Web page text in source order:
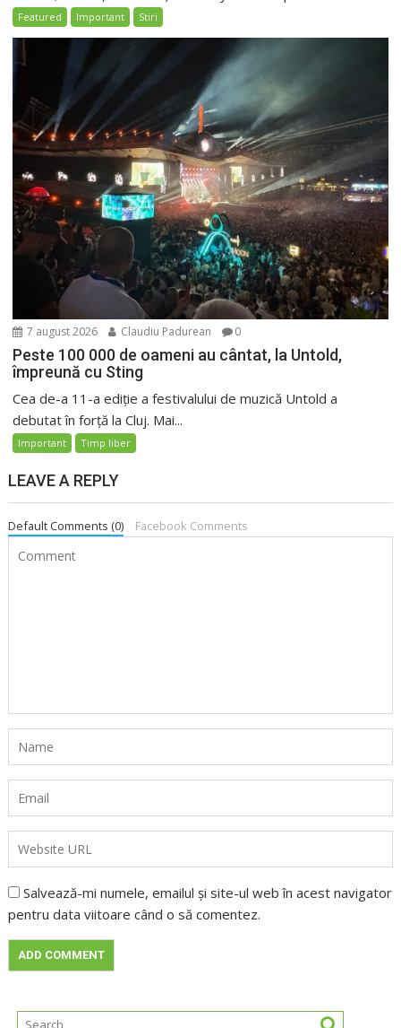
Featured Important Stiri
7 august 2026 Claudiu Padurean 0
Peste 100 000 de oameni au cântat, la Untold,
împreună cu Sting
Cea de-a 11-a ediție a festivalului de muzică Untold a
debutat în forță la Cluj. Mai...
Important Timp liber
LEAVE A REPLY
Default Comments (0) Facebook Comments
Salvează-mi numele, emailul și site-ul web în acest navigator
pentru data viitoare când o să comentez.